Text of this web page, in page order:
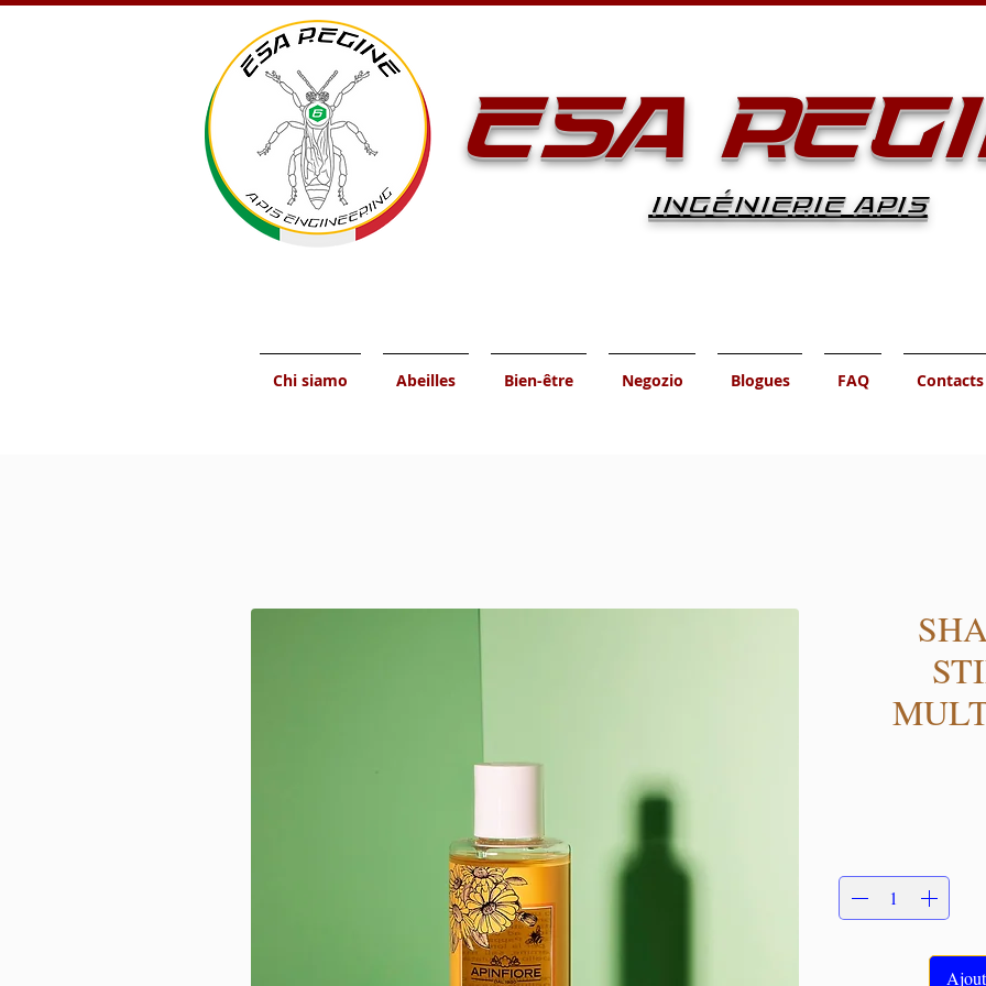
ESA
INGÉNIERIE APIS
Chi siamo Abeilles Bien-être Negozio Blogues FAQ Contacts